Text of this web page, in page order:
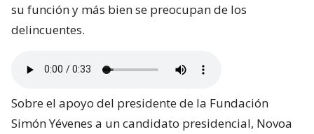
su función y más bien se preocupan de los
delincuentes.
Sobre el apoyo del presidente de la Fundación
Simón Yévenes a un candidato presidencial, Novoa